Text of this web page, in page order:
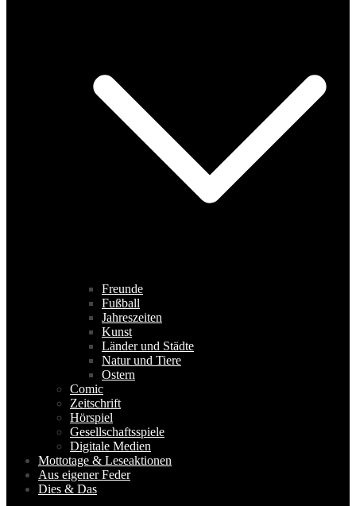
Freunde
Fußball
Jahreszeiten
Kunst
Länder und Städte
Natur und Tiere
Ostern
Comic
Zeitschrift
Hörspiel
Gesellschaftsspiele
Digitale Medien
Mottotage & Leseaktionen
Aus eigener Feder
Dies & Das